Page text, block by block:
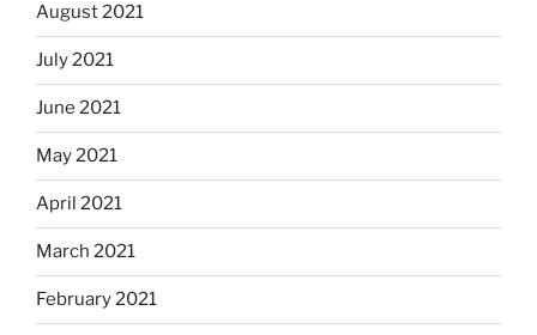
August 2021
July 2021
June 2021
May 2021
April 2021
March 2021
February 2021